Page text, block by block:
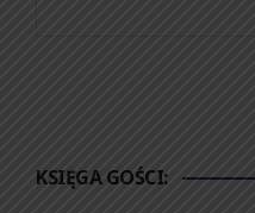
KSIĘGA GOŚCI: